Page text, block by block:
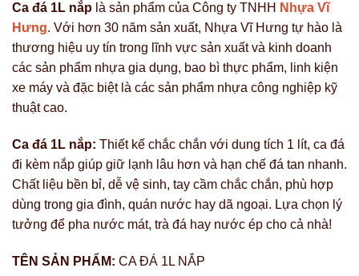
Ca đá 1L nắp là sản phẩm của Công ty TNHH Nhựa Vĩ
Hưng. Với hơn 30 năm sản xuất, Nhựa Vĩ Hưng tự hào là
thương hiệu uy tín trong lĩnh vực sản xuất và kinh doanh
các sản phẩm nhựa gia dụng, bao bì thực phẩm, linh kiện
xe máy và đặc biệt là các sản phẩm nhựa công nghiệp kỹ
thuật cao.
Ca đá 1L nắp: Thiết kế chắc chắn với dung tích 1 lít, ca đá
đi kèm nắp giúp giữ lạnh lâu hơn và hạn chế đá tan nhanh.
Chất liệu bền bỉ, dễ vệ sinh, tay cầm chắc chắn, phù hợp
dùng trong gia đình, quán nước hay dã ngoại. Lựa chọn lý
tưởng để pha nước mát, trà đá hay nước ép cho cả nhà!
TÊN SẢN PHẨM: CA ĐÁ 1L NẮP